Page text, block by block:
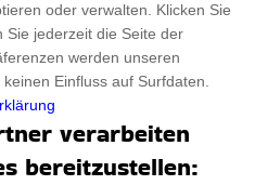
€41.27
oder verwalten. Klicken Sie
jederzeit die Seite der
werden unseren
Einfluss auf Surfdaten.
verarbeiten
bereitzustellen: